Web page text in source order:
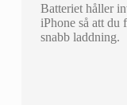
Batteriet håller
iPhone så att du
snabb laddning.